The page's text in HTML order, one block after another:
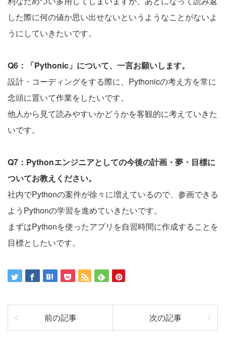
した際に何の値か思い出せないというようなことがないよ
うにしていきたいです。
Q6：「Pythonic」について、一言お願いします。
設計・コーディングをする際に、Pythonicの考え方を常に
念頭に置いて作業をしたいです。
他人から見て読みやすいかどうかを客観的に考えていきた
いです。
Q7：Pythonエンジニアとしての今後の計画・夢・目標に
ついてお教えください。
社内でPythonの案件が徐々に増えているので、参画できる
ようPythonの学習を進めていきたいです。
まずはPythonを使ったアプリを自習時間に作成することを
目標としたいです。
前の記事 次の記事